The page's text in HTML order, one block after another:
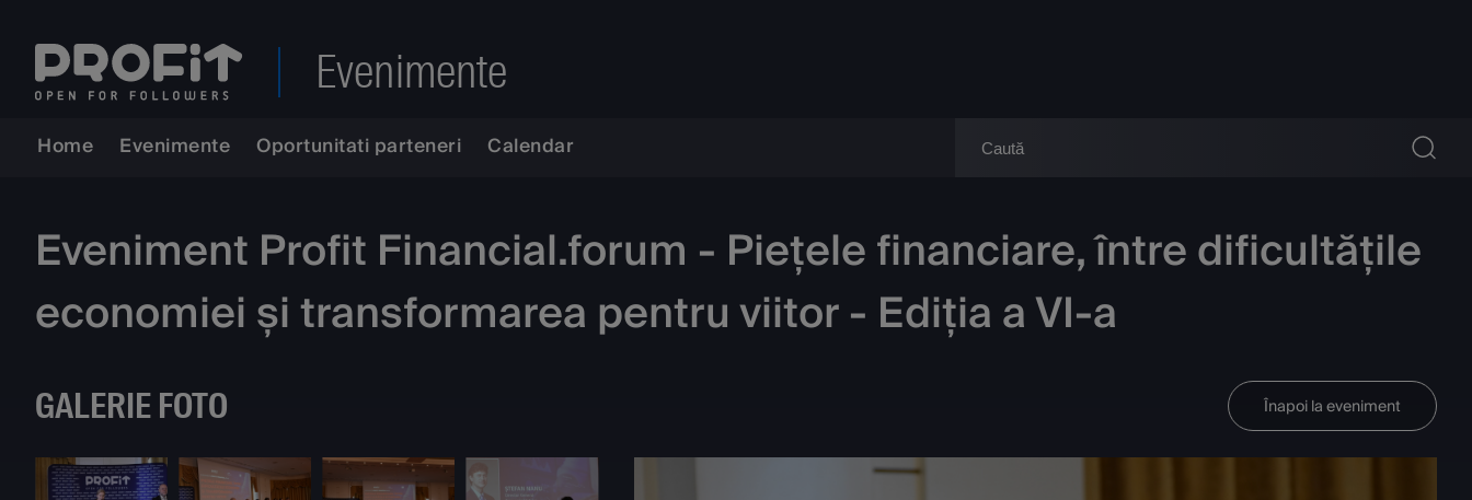
Evenimente
Home Evenimente Oportunitati parteneri Calendar
Eveniment Profit Financial.forum - Piețele financiare, între dificultățile
economiei și transformarea pentru viitor - Ediția a VI-a
GALERIE FOTO Înapoi la eveniment